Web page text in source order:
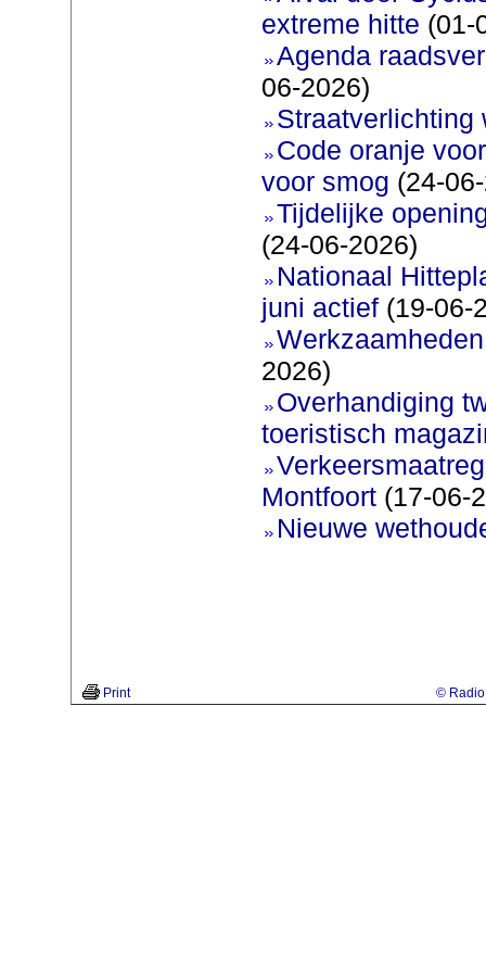
extreme hitte (01-
Agenda
06-2026)
Straatverlichting
Code oranje
voor smog (24-
Tijdelijke
(24-06-2026)
Nationaal
juni actief(19-06-
2026)
Overhandiging
toeristisch
Montfoort(17-06-
Nieuwe
Print © Radio